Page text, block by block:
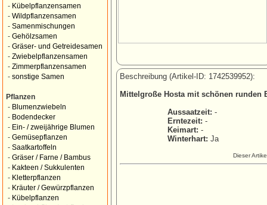
- Kübelpflanzensamen
- Wildpflanzensamen
- Samenmischungen
- Gehölzsamen
- Gräser- und Getreidesamen
- Zwiebelpflanzensamen
- Zimmerpflanzensamen
- sonstige Samen
Pflanzen
- Blumenzwiebeln
- Bodendecker
- Ein- / zweijährige Blumen
- Gemüsepflanzen
- Saatkartoffeln
- Gräser / Farne / Bambus
- Kakteen / Sukkulenten
- Kletterpflanzen
- Kräuter / Gewürzpflanzen
- Kübelpflanzen
Beschreibung (Artikel-ID: 1742539952):
Mittelgroße Hosta mit schönen runden
Aussaatzeit: -
Erntezeit: -
Keimart: -
Winterhart: Ja
Dieser